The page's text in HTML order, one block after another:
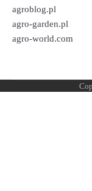
agroblog.pl
agro-garden.pl
agro-world.com